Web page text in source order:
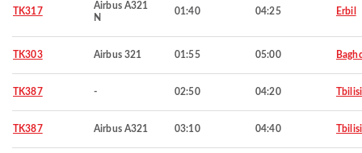
TK317
Airbus A321
N
01:40 04:25 Erbil
TK303 Airbus 321 01:55 05:00
TK387 - 02:50 04:20 Tbilisi
TK387 Airbus A321 03:10 04:40 Tbilisi